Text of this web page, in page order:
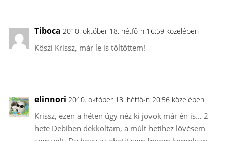
Tiboca 2010. október 18. hétfő-n 16:59 közelében
Köszi Krissz, már le is töltöttem!
elinnori 2010. október 18. hétfő-n 20:56 közelében
Krissz, ezen a héten úgy néz ki jövök már én is… 2
hete Debiben dekkoltam, a múlt hetihez lövésem